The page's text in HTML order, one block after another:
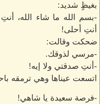
بغيظٍ شديد:
-بسم الله ما شاء الله،
أنتِ أحلى!
ضحكت وقالت:
-مرسي لذوقك.
-أنتِ صدقتي ولا إيه!
اتسعت عيناها وهي ترمقه
-فرصة سعيدة يا شاهي!